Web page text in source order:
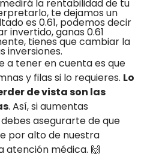
la rentabilidad de tu
te dejamos un
es 0.61, podemos decir
invertido, ganas 0.61
tienes que cambiar la
inversiones.
tener en cuenta es que
y filas si lo requieres. Lo
de vista son las
. Así, si aumentas
asegurarte de que
por alto de nuestra
atención médica. 🙌